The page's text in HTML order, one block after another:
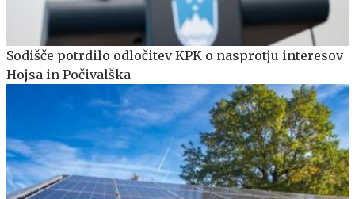
Sodišče potrdilo odločitev KPK o nasprotju interesov
Hojsa in Počivalška